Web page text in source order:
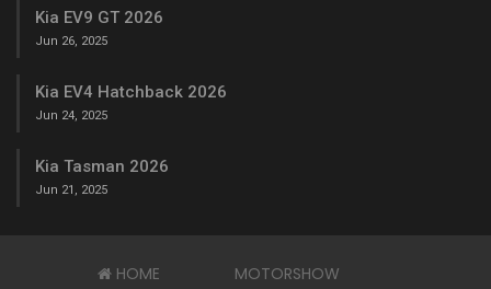
Kia EV9 GT 2026
Jun 26, 2025
Kia EV4 Hatchback 2026
Jun 24, 2025
Kia Tasman 2026
Jun 21, 2025
HOME MOTORSHOW